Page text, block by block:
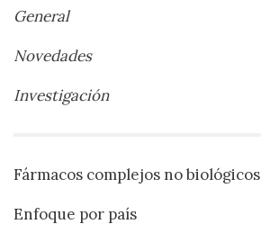
General
Novedades
Investigación
Fármacos complejos no biológicos
Enfoque por país